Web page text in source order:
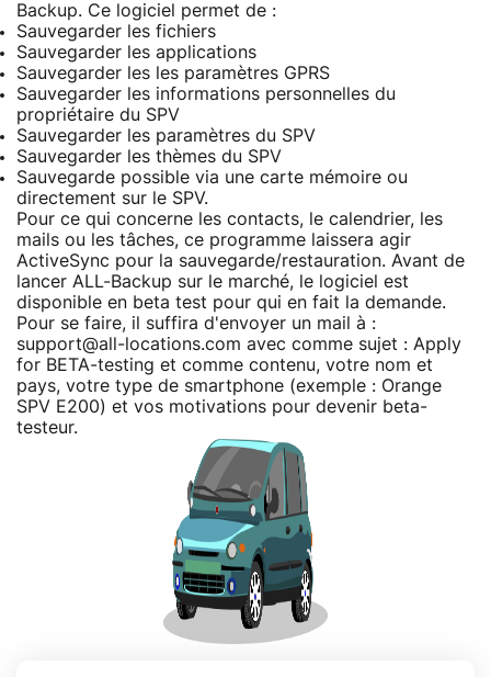
Backup. Ce logiciel permet de :
Sauvegarder les fichiers
Sauvegarder les applications
Sauvegarder les les paramètres GPRS
Sauvegarder les informations personnelles du
propriétaire du SPV
Sauvegarder les paramètres du SPV
Sauvegarder les thèmes du SPV
Sauvegarde possible via une carte mémoire ou
directement sur le SPV.
Pour ce qui concerne les contacts, le calendrier, les
mails ou les tâches, ce programme laissera agir
ActiveSync pour la sauvegarde/restauration. Avant de
lancer ALL-Backup sur le marché, le logiciel est
disponible en beta test pour qui en fait la demande.
Pour se faire, il suffira d'envoyer un mail à :
support@all-locations.com avec comme sujet : Apply
for BETA-testing et comme contenu, votre nom et
pays, votre type de smartphone (exemple : Orange
SPV E200) et vos motivations pour devenir beta-
testeur.